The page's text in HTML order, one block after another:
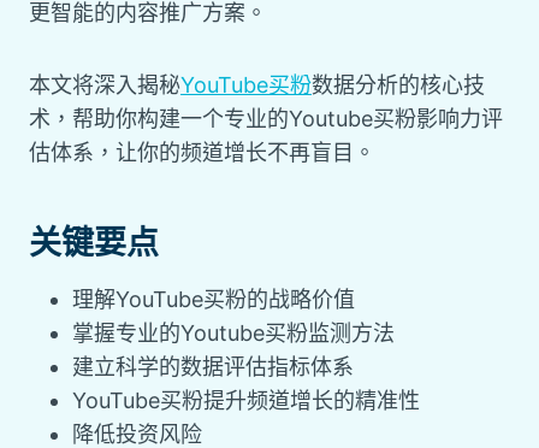
更智能的内容推广方案。
本文将深入揭秘YouTube买粉数据分析的核心技
术，帮助你构建一个专业的Youtube买粉影响力评
估体系，让你的频道增长不再盲目。
关键要点
理解YouTube买粉的战略价值
掌握专业的Youtube买粉监测方法
建立科学的数据评估指标体系
YouTube买粉提升频道增长的精准性
降低投资风险